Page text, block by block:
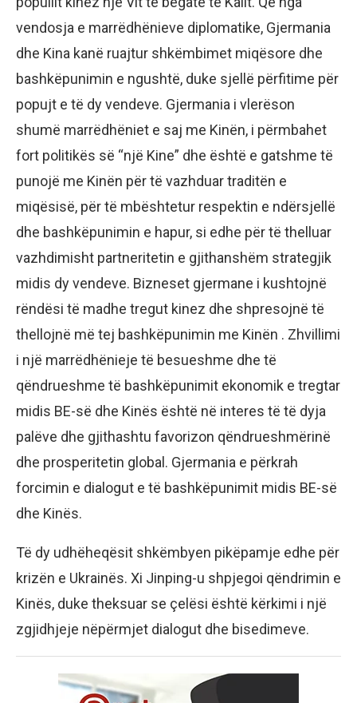
vendosja e marrëdhënieve diplomatike, Gjermania
dhe Kina kanë ruajtur shkëmbimet miqësore dhe
bashkëpunimin e ngushtë, duke sjellë përfitime për
popujt e të dy vendeve. Gjermania i vlerëson
shumë marrëdhëniet e saj me Kinën, i përmbahet
fort politikës së “një Kine” dhe është e gatshme të
punojë me Kinën për të vazhduar traditën e
miqësisë, për të mbështetur respektin e ndërsjellë
dhe bashkëpunimin e hapur, si edhe për të thelluar
vazhdimisht partneritetin e gjithanshëm strategjik
midis dy vendeve. Bizneset gjermane i kushtojnë
rëndësi të madhe tregut kinez dhe shpresojnë të
thellojnë më tej bashkëpunimin me Kinën . Zhvillimi
i një marrëdhënieje të besueshme dhe të
qëndrueshme të bashkëpunimit ekonomik e tregtar
midis BE-së dhe Kinës është në interes të të dyja
palëve dhe gjithashtu favorizon qëndrueshmërinë
dhe prosperitetin global. Gjermania e përkrah
forcimin e dialogut e të bashkëpunimit midis BE-së
dhe Kinës.
Të dy udhëheqësit shkëmbyen pikëpamje edhe për
krizën e Ukrainës. Xi Jinping-u shpjegoi qëndrimin e
Kinës, duke theksuar se çelësi është kërkimi i një
zgjidhjeje nëpërmjet dialogut dhe bisedimeve.